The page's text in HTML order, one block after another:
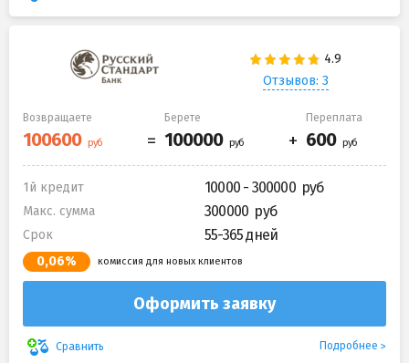
Отзывов: 3
Возвращаете Берете Переплата
1й кредит 10000 - 300000
Макс. сумма 300000
Срок 55-365 дней
0,06% комиссия для новых клиентов
Оформить заявку
Сравнить Подробнее